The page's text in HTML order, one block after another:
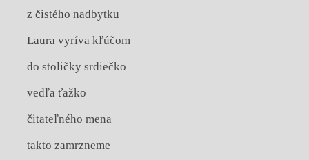
z čistého nadbytku
Laura vyríva kľúčom
do stoličky srdiečko
vedľa ťažko
čitateľného mena
takto zamrzneme